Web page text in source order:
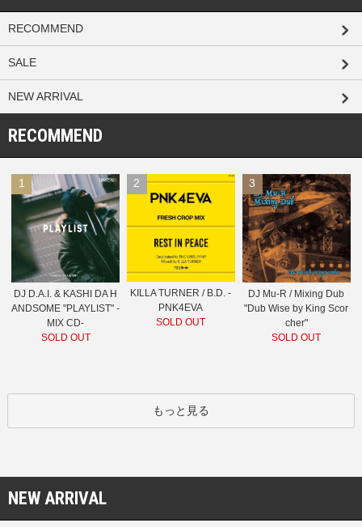
RECOMMEND
SALE
NEW ARRIVAL
RECOMMEND
1
DJ D.A.I. & KASHI DA H
ANDSOME "PLAYLIST" -
MIX CD-
SOLD OUT
2
KILLA TURNER / B.D. -
PNK4EVA
SOLD OUT
3
DJ Mu-R / Mixing Dub
"Dub Wise by King Scor
cher"
SOLD OUT
もっと見る
NEW ARRIVAL